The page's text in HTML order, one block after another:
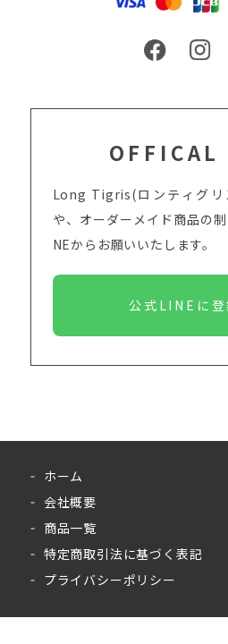
OFFICAL
Long Tigris(ロンティグ
や、オーダーメイド商品の
NEからお願いいたします。
公式LINEに登
ホーム
会社概要
商品一覧
特定商取引法に基づく表記
プライバシーポリシー